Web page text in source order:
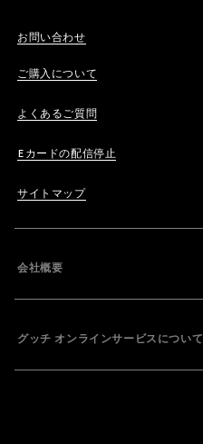
お問い合わせ
ご購入について
よくあるご質問
Eカードの配信停止
サイトマップ
会社概要
グッチ オンラインサービスについて